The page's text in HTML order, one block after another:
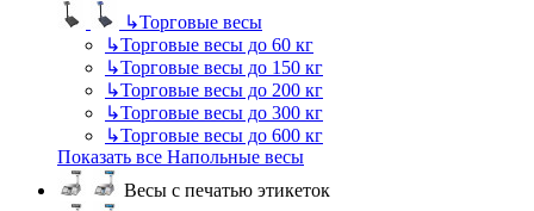
↳Торговые весы
↳Торговые весы до 60 кг
↳Торговые весы до 150 кг
↳Торговые весы до 200 кг
↳Торговые весы до 300 кг
↳Торговые весы до 600 кг
Показать все Напольные весы
Весы с печатью этикеток